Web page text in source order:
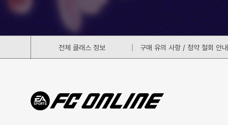
전체 클래스 정보 구매 유의 사항 / 청약 철회 안내